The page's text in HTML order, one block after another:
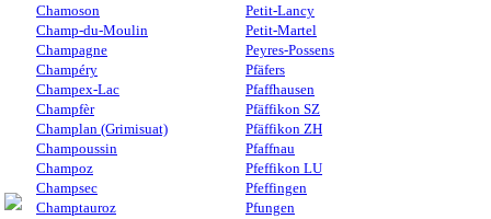
Chamoson
Champ-du-Moulin
Champagne
Champéry
Champex-Lac
Champfèr
Champlan (Grimisuat)
Champoussin
Champoz
Champsec
Champtauroz
Petit-Lancy
Petit-Martel
Peyres-Possens
Pfäfers
Pfaffhausen
Pfäffikon SZ
Pfäffikon ZH
Pfaffnau
Pfeffikon LU
Pfeffingen
Pfungen